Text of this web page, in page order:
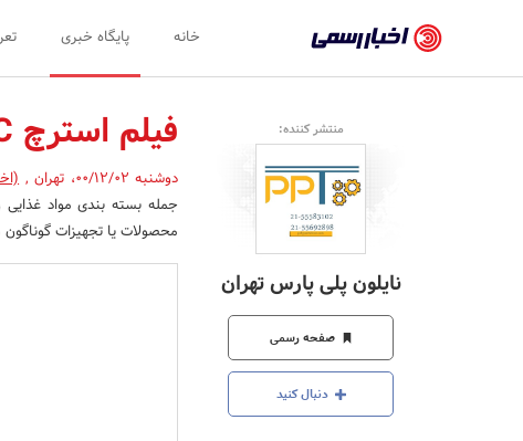
رسمی
-
اخبار
تایید
شده
شرکت‌ها،
سازمان‌ها
و
روابط
عمومی‌ها
خانه پایگاه خبری
منتشر کننده:
نایلون پلی پارس تهران
صفحه رسمی
دنبال کنید
فیلم استرچ PVC و کاربرد آن
دوشنبه 00/12/02 ، تهران ,
جمله بسته بندی مواد
محصولات یا تجهیزات